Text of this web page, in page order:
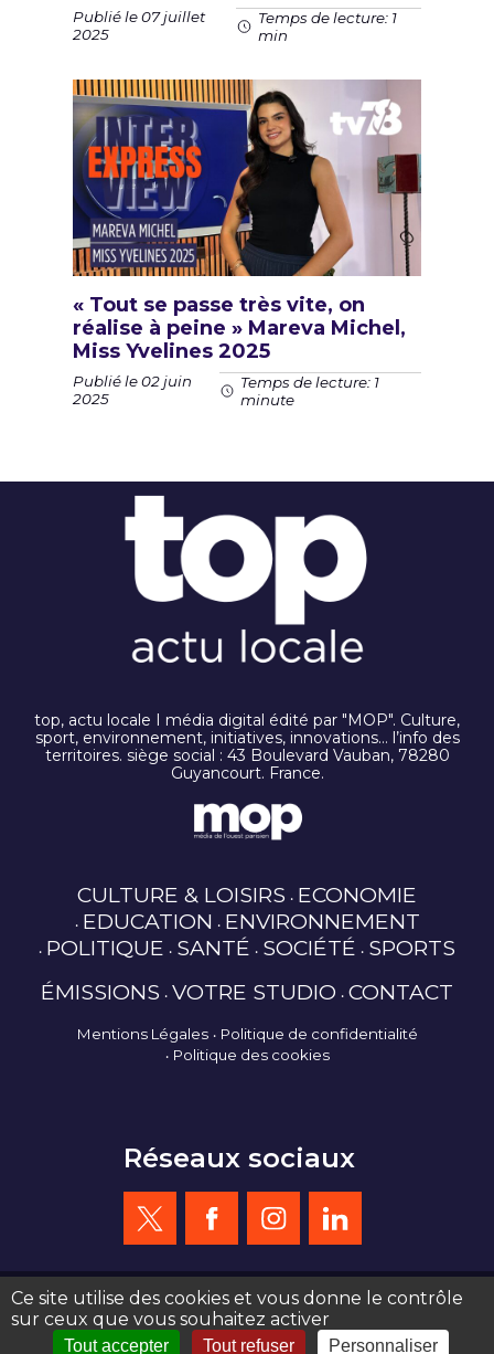
Publié le 07 juillet
2025
Temps de lecture: 1
min
« Tout se passe très vite, on
réalise à peine » Mareva Michel,
Miss Yvelines 2025
Publié le 02 juin
2025
Temps de lecture: 1
minute
top, actu locale I média digital édité par "MOP". Culture,
sport, environnement, initiatives, innovations… l’info des
territoires. siège social : 43 Boulevard Vauban, 78280
Guyancourt. France.
CULTURE & LOISIRS ECONOMIE
EDUCATION ENVIRONNEMENT
POLITIQUE SANTÉ SOCIÉTÉ SPORTS
ÉMISSIONS VOTRE STUDIO CONTACT
Mentions Légales
Politique de confidentialité
Politique des cookies
Réseaux sociaux
création site web : agence de communication Serious Team 360°
Ce site utilise des cookies et vous donne le contrôle
sur ceux que vous souhaitez activer
Tout accepter Tout refuser Personnaliser